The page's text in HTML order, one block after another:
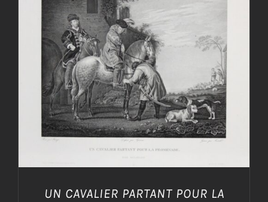
AGGIUNGI AL CARRELLO DETTAGLI
UN CAVALIER PARTANT POUR LA